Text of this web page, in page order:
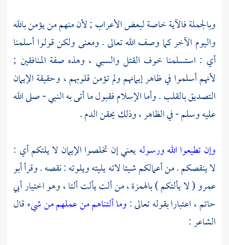
وبالجملة فالآية خاصة لبعض الأعراب ; لأن منهم من يؤمن بالله
واليوم الآخر كما وصف الله تعالى . ومعنى ولكن قولوا أسلمنا
أي : استسلمنا خوف القتل والسبي ، وهذه صفة المنافقين ;
لأنهم أسلموا في ظاهر إيمانهم ولم تؤمن قلوبهم ، وحقيقة الإيمان
التصديق بالقلب . وأما الإسلام فقبول ما أتى به النبي - صلى الله
عليه وسلم - في الظاهر ، وذلك يحقن الدم .
وإن تطيعوا الله ورسولهيعني إن تخلصوا الإيمان لا يلتكم أي :
لا ينقصكم . من أعمالكم شيئا لاته يليته ويلوته : نقصه . وقرأأبو
عمرو( لا يألتكم ) بالهمزة ، من ألت يألت ألتا ، وهو اختيارأبي
حاتم، اعتبارا بقوله تعالى :وما ألتناهم من عملهم من شيءقال
الشاعر :